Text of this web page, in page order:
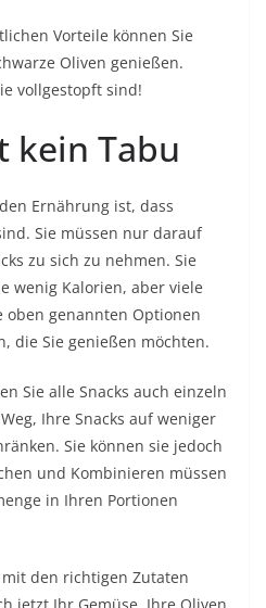
Vorteile können Sie
Oliven genießen.
vollgestopft sind!
kein Tabu
Ernährung ist, dass
Sie müssen nur darauf
zu sich zu nehmen. Sie
wenig Kalorien, aber viele
oben genannten Optionen
die Sie genießen möchten.
Sie alle Snacks auch einzeln
Ihre Snacks auf weniger
Sie können sie jedoch
und Kombinieren müssen
in Ihren Portionen
den richtigen Zutaten